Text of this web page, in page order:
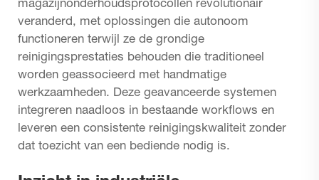
magazijnonderhoudsprotocollen revolutionair
veranderd, met oplossingen die autonoom
functioneren terwijl ze de grondige
reinigingsprestaties behouden die traditioneel
worden geassocieerd met handmatige
werkzaamheden. Deze geavanceerde systemen
integreren naadloos in bestaande workflows en
leveren een consistente reinigingskwaliteit zonder
dat toezicht van een bediende nodig is.